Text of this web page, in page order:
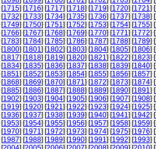
[1715] [1716] [1717] [1718] [1719] [1720] [1721] [
[1732] [1733] [1734] [1735] [1736] [1737] [1738] [
[1749] [1750] [1751] [1752] [1753] [1754] [1755] [
[1766] [1767] [1768] [1769] [1770] [1771] [1772] [
[1783] [1784] [1785] [1786] [1787] [1788] [1789] [
[1800] [1801] [1802] [1803] [1804] [1805] [1806] [
[1817] [1818] [1819] [1820] [1821] [1822] [1823] [
[1834] [1835] [1836] [1837] [1838] [1839] [1840] [
[1851] [1852] [1853] [1854] [1855] [1856] [1857] [
[1868] [1869] [1870] [1871] [1872] [1873] [1874] [
[1885] [1886] [1887] [1888] [1889] [1890] [1891] [
[1902] [1903] [1904] [1905] [1906] [1907] [1908] [
[1919] [1920] [1921] [1922] [1923] [1924] [1925] [
[1936] [1937] [1938] [1939] [1940] [1941] [1942] [
[1953] [1954] [1955] [1956] [1957] [1958] [1959] [
[1970] [1971] [1972] [1973] [1974] [1975] [1976] [
[1987] [1988] [1989] [1990] [1991] [1992] [1993] [